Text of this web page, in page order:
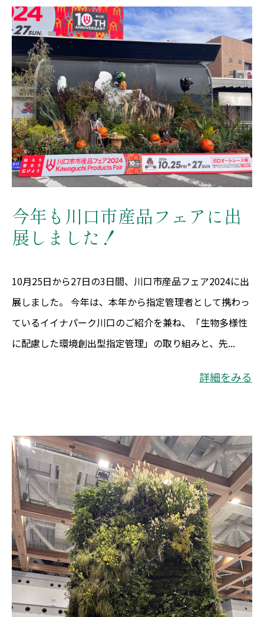
今年も川口市産品フェアに出
展しました！
10月25日から27日の3日間、川口市産品フェア2024に出
展しました。 今年は、本年から指定管理者として携わっ
ているイイナパーク川口のご紹介を兼ね、「生物多様性
に配慮した環境創出型指定管理」の取り組みと、先...
詳細をみる